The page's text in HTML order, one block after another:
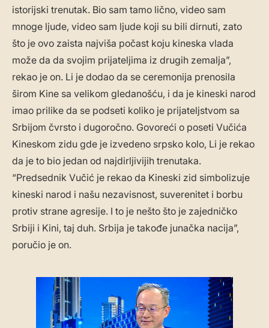
istorijski trenutak. Bio sam tamo lično, video sam
mnoge ljude, video sam ljude koji su bili dirnuti, zato
što je ovo zaista najviša počast koju kineska vlada
može da da svojim prijateljima iz drugih zemalja”,
rekao je on. Li je dodao da se ceremonija prenosila
širom Kine sa velikom gledanošću, i da je kineski narod
imao prilike da se podseti koliko je prijateljstvom sa
Srbijom čvrsto i dugoročno. Govoreći o poseti Vučića
Kineskom zidu gde je izvedeno srpsko kolo, Li je rekao
da je to bio jedan od najdirljivijih trenutaka.
“Predsednik Vučić je rekao da Kineski zid simbolizuje
kineski narod i našu nezavisnost, suverenitet i borbu
protiv strane agresije. I to je nešto što je zajedničko
Srbiji i Kini, taj duh. Srbija je takođe junačka nacija”,
poručio je on.